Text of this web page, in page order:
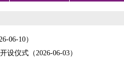
06-10）
仪式（2026-06-03）